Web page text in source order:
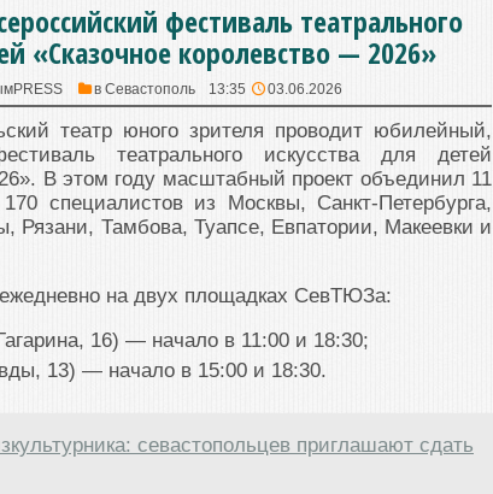
фестиваль театрального
«Сказочное королевство — 2026»
в Севастополь 13:35 03.06.2026
театр юного зрителя проводит юбилейный,
театрального искусства для детей
В этом году масштабный проект объединил 11
специалистов из Москвы, Санкт-Петербурга,
Рязани, Тамбова, Туапсе, Евпатории, Макеевки и
ежедневно на двух площадках СевТЮЗа:
16) — начало в 11:00 и 18:30;
13) — начало в 15:00 и 18:30.
севастопольцев приглашают сдать